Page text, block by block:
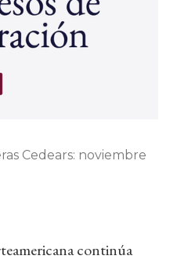
Cedears: noviembre
continúa